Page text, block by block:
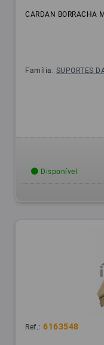
CARDAN BORRACHA
Família: SUPORTES
Disponível
Ref.: 6163548